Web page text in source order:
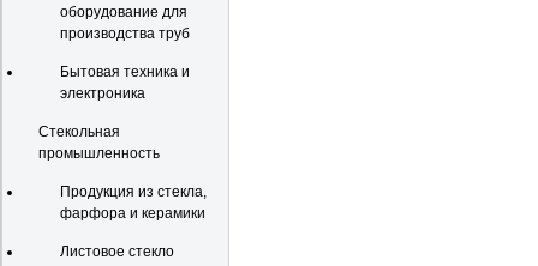
оборудование для
производства труб
Бытовая техника и
электроника
Стекольная
промышленность
Продукция из стекла,
фарфора и керамики
Листовое стекло